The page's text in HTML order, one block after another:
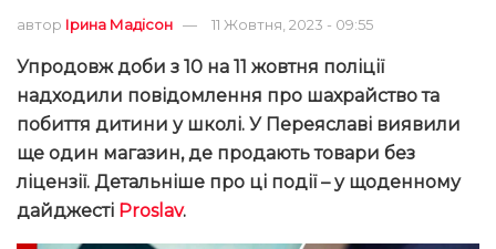
автор Ірина Мадісон 11 Жовтня, 2023 - 09:55
Упродовж доби з 10 на 11 жовтня поліції
надходили повідомлення про шахрайство та
побиття дитини у школі. У Переяславі виявили
ще один магазин, де продають товари без
ліцензії. Детальніше про ці події – у щоденному
дайджесті Proslav.